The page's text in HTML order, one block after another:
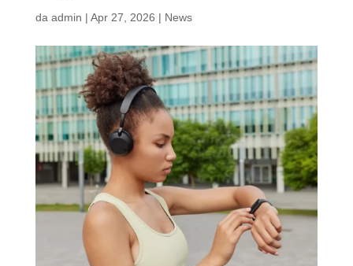
da admin | Apr 27, 2026 | News